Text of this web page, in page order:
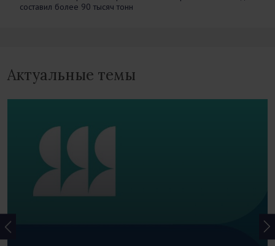
составил более 90 тысяч тонн
Актуальные темы